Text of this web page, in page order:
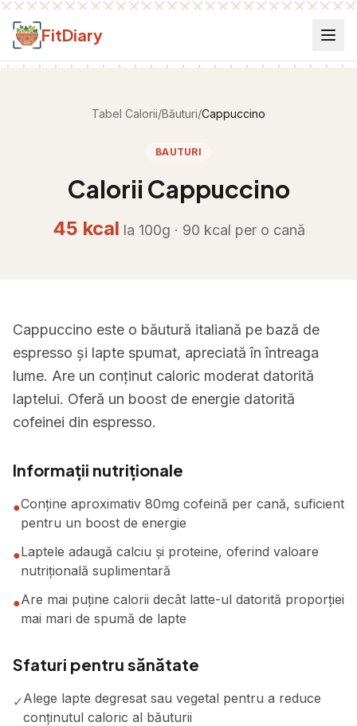
Salt la conținut
FitDiary
Tabel Calorii/Băuturi/Cappuccino
BAUTURI
Calorii Cappuccino
45 kcal la 100g · 90 kcal per o cană
Cappuccino este o băutură italiană pe bază de
espresso și lapte spumat, apreciată în întreaga
lume. Are un conținut caloric moderat datorită
laptelui. Oferă un boost de energie datorită
cofeinei din espresso.
Informații nutriționale
●Conține aproximativ 80mg cofeină per cană, suficient
pentru un boost de energie
●Laptele adaugă calciu și proteine, oferind valoare
nutrițională suplimentară
●Are mai puține calorii decât latte-ul datorită proporției
mai mari de spumă de lapte
Sfaturi pentru sănătate
✓Alege lapte degresat sau vegetal pentru a reduce
conținutul caloric al băuturii